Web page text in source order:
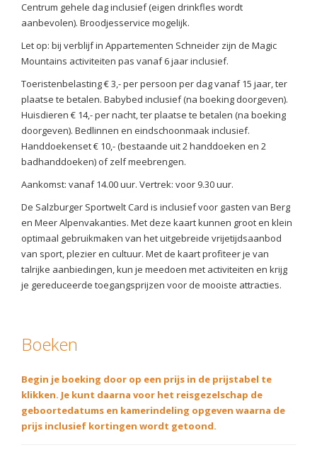
Centrum gehele dag inclusief (eigen drinkfles wordt
aanbevolen). Broodjesservice mogelijk.
Let op: bij verblijf in Appartementen Schneider zijn de Magic
Mountains activiteiten pas vanaf 6 jaar inclusief.
Toeristenbelasting € 3,- per persoon per dag vanaf 15 jaar, ter
plaatse te betalen. Babybed inclusief (na boeking doorgeven).
Huisdieren € 14,- per nacht, ter plaatse te betalen (na boeking
doorgeven). Bedlinnen en eindschoonmaak inclusief.
Handdoekenset € 10,- (bestaande uit 2 handdoeken en 2
badhanddoeken) of zelf meebrengen.
Aankomst: vanaf 14.00 uur. Vertrek: voor 9.30 uur.
De Salzburger Sportwelt Card is inclusief voor gasten van Berg
en Meer Alpenvakanties. Met deze kaart kunnen groot en klein
optimaal gebruikmaken van het uitgebreide vrijetijdsaanbod
van sport, plezier en cultuur. Met de kaart profiteer je van
talrijke aanbiedingen, kun je meedoen met activiteiten en krijg
je gereduceerde toegangsprijzen voor de mooiste attracties.
Boeken
Begin je boeking door op een prijs in de prijstabel te
klikken. Je kunt daarna voor het reisgezelschap de
geboortedatums en kamerindeling opgeven waarna de
prijs inclusief kortingen wordt getoond.